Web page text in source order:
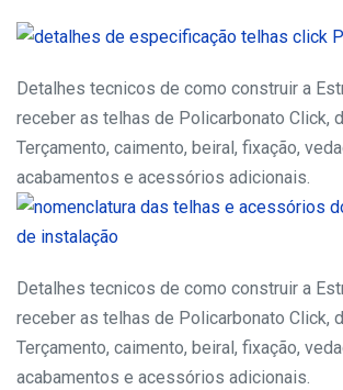
Detalhes tecnicos de como construir a
receber as telhas de Policarbonato Click,
Terçamento, caimento, beiral, fixação,
acabamentos e acessórios adicionais.
Detalhes tecnicos de como construir a
receber as telhas de Policarbonato Click,
Terçamento, caimento, beiral, fixação,
acabamentos e acessórios adicionais.